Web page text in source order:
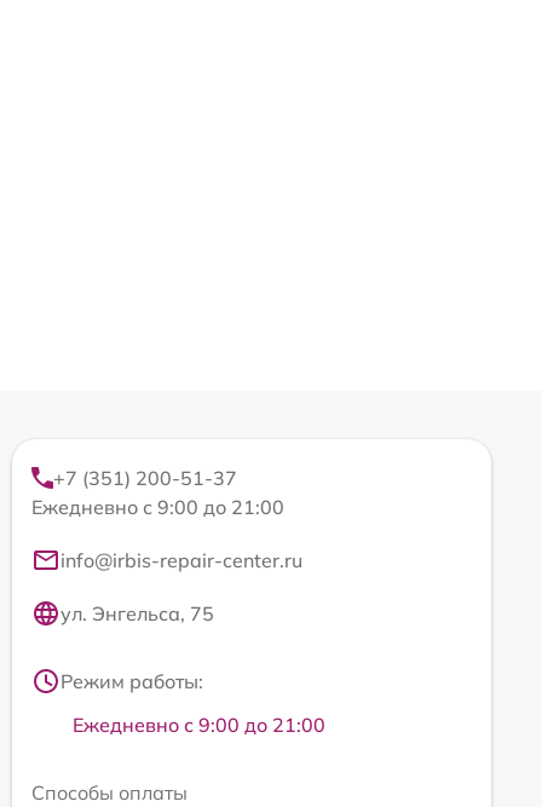
+7 (351) 200-51-37
Ежедневно с 9:00 до 21:00
info@irbis-repair-center.ru
ул. Энгельса, 75
Режим работы:
Ежедневно с 9:00 до 21:00
Способы оплаты